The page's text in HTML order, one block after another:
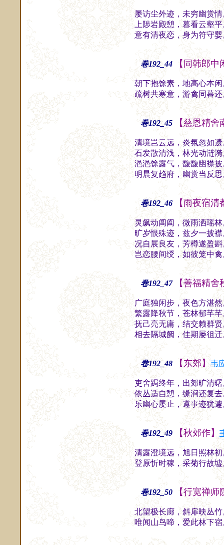
屡访尘外迹，未穷幽赏
上陟岩殿憩，暮看云壑
意有清夜恋，身为符守
卷192_44 【同韩郎
朝下抱馀素，地高心本
疏树共寒意，游禽同暮
卷192_45 【慈恩精
清境岂云远，炎氛忽如
石发散清浅，林光动涟
浥浥馀露气，馥馥幽襟
明晨复趋府，幽赏当反思
卷192_46 【雨夜宿清
灵飙动阊阖，微雨洒瑶
旷岁恨殊迹，兹夕一披
况自展良友，芳樽遂盈
岂恋腰间绶，如彼笼中禽
卷192_47 【善福精
广庭独闲步，夜色方湛
繁露降秋节，苍林郁芊
抚己亮无庸，结交赖群
相去隔城阙，佳期屡徂
卷192_48 【东郊】韦
吏舍跼终年，出郊旷清
依丛适自憩，缘涧还复
乐幽心屡止，遵事迹犹
卷192_49 【秋郊作】
清露澄境远，旭日照林
登原忻时稼，采菊行故
卷192_50 【行宽禅师
北望极长廊，斜扉映丛
唯闻山鸟啼，爱此林下宿